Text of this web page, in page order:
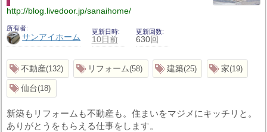
http://blog.livedoor.jp/sanaihome/
所有者
サンアイホーム
更新日時
10日前
更新回数
630回
不動産 132 リフォーム 58 建築 25 家 19
仙台 18
新築もリフォームも不動産も。住まいをマジメにキッチリと。
ありがとうをもらえる仕事をします。